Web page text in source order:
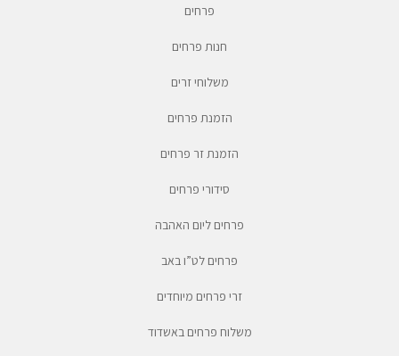
פרחים
חנות פרחים
משלוחי זרים
הזמנת פרחים
הזמנת זר פרחים
סידורי פרחים
פרחים ליום האהבה
פרחים לט”ו באב
זרי פרחים מיוחדים
משלוח פרחים באשדוד